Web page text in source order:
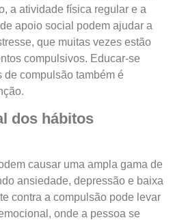
a atividade física regular e a
apoio social podem ajudar a
que muitas vezes estão
compulsivos. Educar-se
compulsão também é
dos hábitos
causar uma ampla gama de
ansiedade, depressão e baixa
contra a compulsão pode levar
onde a pessoa se